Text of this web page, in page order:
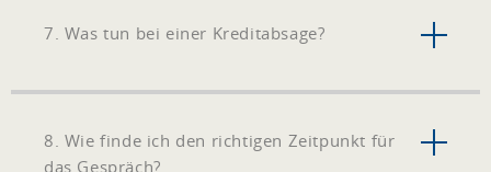
7. Was tun bei einer Kreditabsage?
8. Wie finde ich den richtigen Zeitpunkt für
das Gespräch?